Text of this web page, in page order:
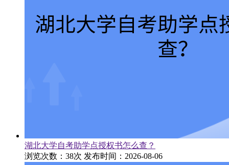
湖北大学自考助学点授权书怎么查？
浏览次数：38次 发布时间：2026-08-06